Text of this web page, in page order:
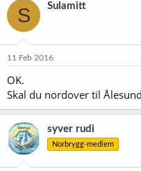
S Sulamitt
11 Feb 2016
OK.
Skal du nordover til
syver rudi
Norbrygg-medlem